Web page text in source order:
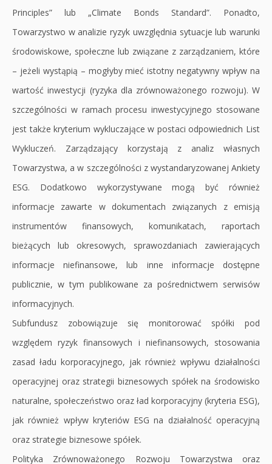
Principles” lub „Climate Bonds Standard”. Ponadto,
Towarzystwo w analizie ryzyk uwzględnia sytuacje lub warunki
środowiskowe, społeczne lub związane z zarządzaniem, które
– jeżeli wystąpią – mogłyby mieć istotny negatywny wpływ na
wartość inwestycji (ryzyka dla zrównoważonego rozwoju). W
szczególności w ramach procesu inwestycyjnego stosowane
jest także kryterium wykluczające w postaci odpowiednich List
Wykluczeń. Zarządzający korzystają z analiz własnych
Towarzystwa, a w szczególności z wystandaryzowanej Ankiety
ESG. Dodatkowo wykorzystywane mogą być również
informacje zawarte w dokumentach związanych z emisją
instrumentów finansowych, komunikatach, raportach
bieżących lub okresowych, sprawozdaniach zawierających
informacje niefinansowe, lub inne informacje dostępne
publicznie, w tym publikowane za pośrednictwem serwisów
informacyjnych.
Subfundusz zobowiązuje się monitorować spółki pod
względem ryzyk finansowych i niefinansowych, stosowania
zasad ładu korporacyjnego, jak również wpływu działalności
operacyjnej oraz strategii biznesowych spółek na środowisko
naturalne, społeczeństwo oraz ład korporacyjny (kryteria ESG),
jak również wpływ kryteriów ESG na działalność operacyjną
oraz strategie biznesowe spółek.
Polityka Zrównoważonego Rozwoju Towarzystwa oraz